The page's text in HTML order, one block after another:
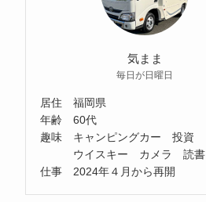
気まま
毎日が日曜日
居住 福岡県
年齢 60代
趣味 キャンピングカー 投資
ウイスキー カメラ 読書
仕事 2024年４月から再開